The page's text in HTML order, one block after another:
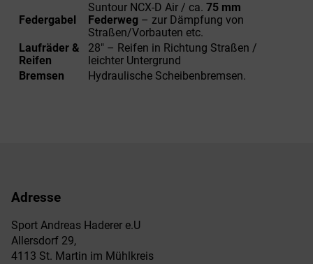
Federgabel
Suntour NCX-D Air / ca. 75 mm
Federweg – zur Dämpfung von
Straßen/Vorbauten etc.
Laufräder &
Reifen
28″ – Reifen in Richtung Straßen /
leichter Untergrund
Bremsen
Hydraulische Scheibenbremsen.
Adresse
Sport Andreas Haderer e.U
Allersdorf 29,
4113 St. Martin im Mühlkreis